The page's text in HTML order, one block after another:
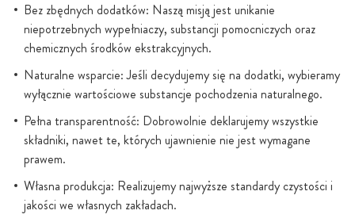
Bez zbędnych dodatków: Naszą misją jest unikanie
niepotrzebnych wypełniaczy, substancji pomocniczych oraz
chemicznych środków ekstrakcyjnych.
Naturalne wsparcie: Jeśli decydujemy się na dodatki, wybieramy
wyłącznie wartościowe substancje pochodzenia naturalnego.
Pełna transparentność: Dobrowolnie deklarujemy wszystkie
składniki, nawet te, których ujawnienie nie jest wymagane
prawem.
Własna produkcja: Realizujemy najwyższe standardy czystości i
jakości we własnych zakładach.